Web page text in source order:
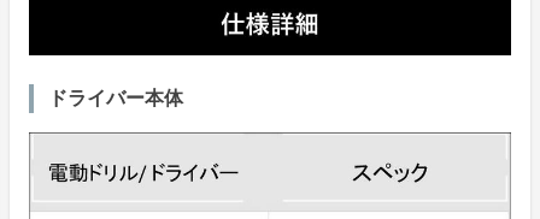
ドライバー本体